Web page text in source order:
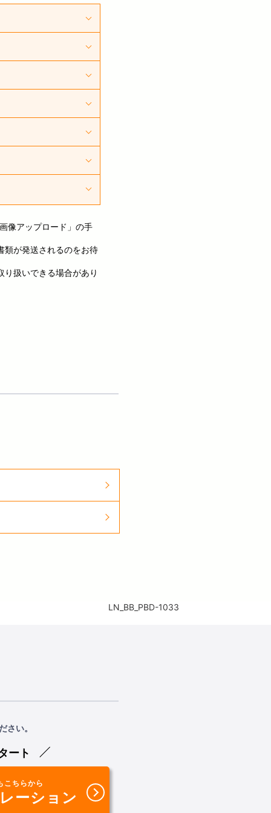
「臓器提供
は、該当箇
きません。
降に交付された
像アップロード」の手
類が発送されるのをお待
扱いできる場合があり
LN_BB_PBD-1033
さい。
ート
こちらから
ーション